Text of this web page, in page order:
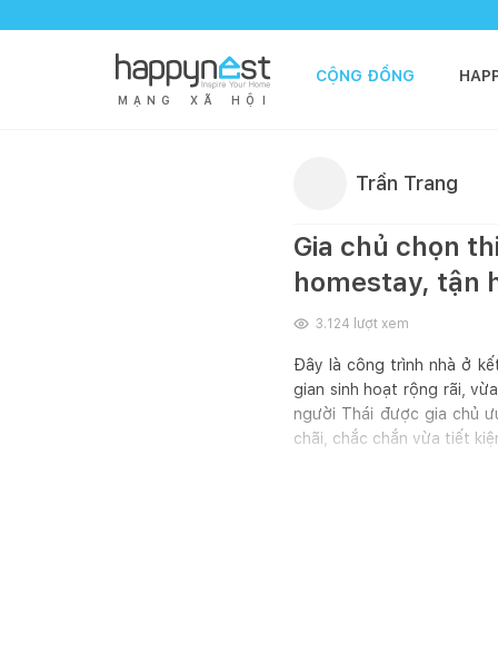
M Ạ N G X Ã H Ộ I
CỘNG ĐỒNG
Trần Trang
Gia chủ chọn
homestay, tận
3.124 lượt xem
Đây là công trình nhà ở
gian sinh hoạt rộng rãi,
người Thái được gia chủ
chãi, chắc chắn vừa tiết